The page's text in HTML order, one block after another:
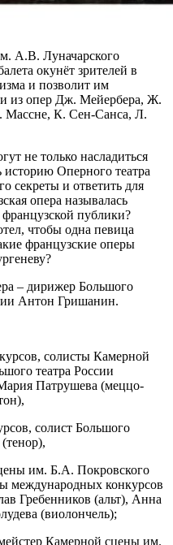
А.В. Луначарского
окунёт зрителей в
и позволит им
из опер Дж. Мейербера, Ж.
К. Сен-Санса, Л.
не только насладиться
Оперного театра
секреты и ответить для
опера называлась
публики?
чтобы одна певица
французские оперы
– дирижер Большого
Антон Гришанин.
солисты Камерной
театра России
Патрушева (меццо-
солист Большого
им. Б.А. Покровского
международных конкурсов
Гребенников (альт), Анна
(виолончель);
Камерной сцены им.